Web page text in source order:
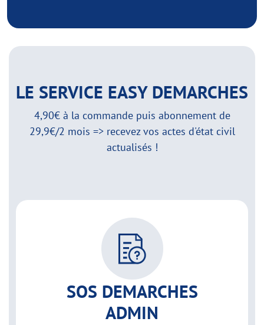
LE SERVICE EASY DEMARCHES
4,90€ à la commande puis abonnement de
29,9€/2 mois => recevez vos actes d'état civil
actualisés !
SOS DEMARCHES
ADMIN